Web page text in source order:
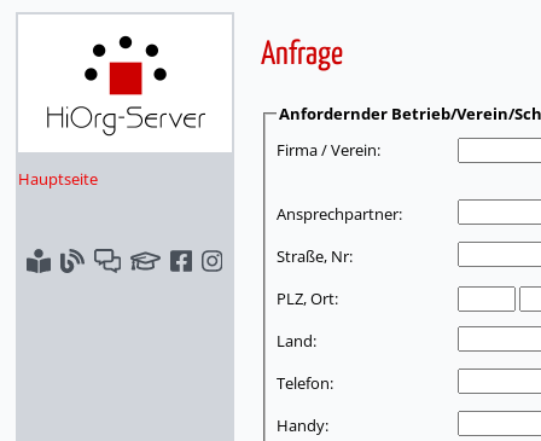
Hauptseite
Anfrage
Anfordernder Betrieb/Verein/
Firma / Verein:
Ansprechpartner:
Straße, Nr:
PLZ, Ort:
Land:
Telefon:
Handy: